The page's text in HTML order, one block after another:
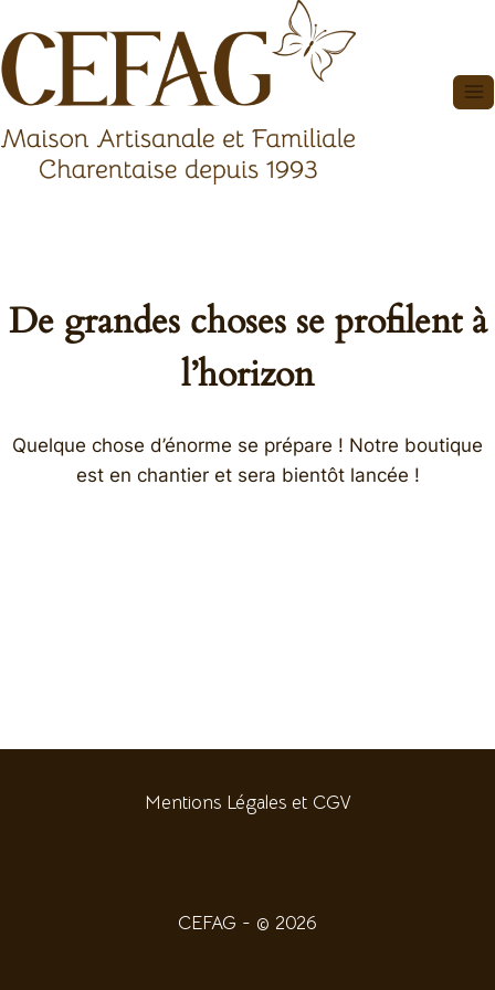
au
contenu
De grandes choses se profilent à
l’horizon
Quelque chose d’énorme se prépare ! Notre boutique
est en chantier et sera bientôt lancée !
Mentions Légales et CGV
CEFAG - © 2026